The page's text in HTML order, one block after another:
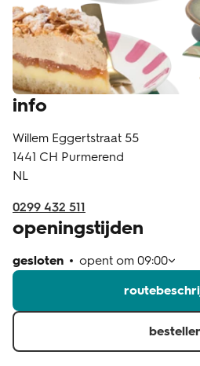
klantenservice
info
Willem Eggertstraat 55
1441 CH Purmerend
NL
0299 432 511
openingstijden
gesloten opent om 09:00